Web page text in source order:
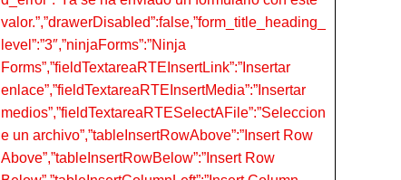
valor.”,”drawerDisabled”:false,”form_title_heading_
level”:”3″,”ninjaForms”:”Ninja
Forms”,”fieldTextareaRTEInsertLink”:”Insertar
enlace”,”fieldTextareaRTEInsertMedia”:”Insertar
medios”,”fieldTextareaRTESelectAFile”:”Seleccion
e un archivo”,”tableInsertRowAbove”:”Insert Row
Above”,”tableInsertRowBelow”:”Insert Row